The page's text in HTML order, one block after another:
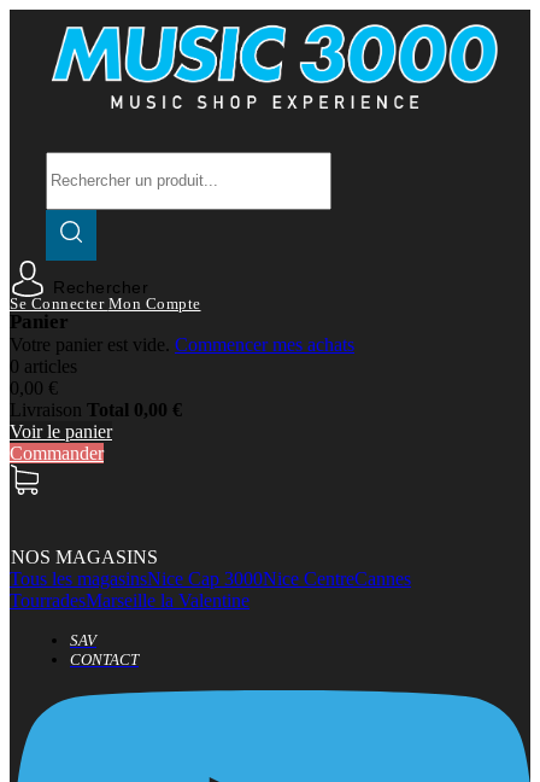
Rechercher
Se Connecter Mon Compte
Panier
Votre panier est vide. Commencer mes achats
0 articles
0,00 €
Livraison Total 0,00 €
Voir le panier
Commander
NOS MAGASINS
Tous les magasinsNice Cap 3000Nice CentreCannes
TourradesMarseille la Valentine
SAV
CONTACT